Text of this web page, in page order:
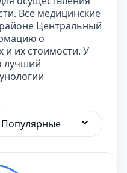
Все медицинские
Центральный
о
и их стоимости. У
лучший
Популярные